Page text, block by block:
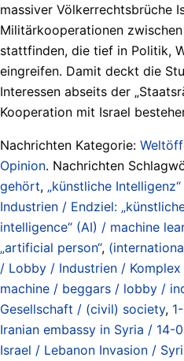
massiver Völkerrechtsbrüche
Militärkooperationen
stattfinden, die tief in Politik,
eingreifen. Damit deckt die
Interessen abseits der
Kooperation mit Israel
Nachrichten Kategorie:
Opinion. Nachrichten
gehört, „künstliche
Industrien / Endziel:
intelligence“ (AI) / machine
„artificial person“,
/ Lobby / Industrien /
machine / beggars / lobby /
Gesellschaft / (civil) society,
Iranian embassy in Syria /
Israel / Lebanon Invasion /